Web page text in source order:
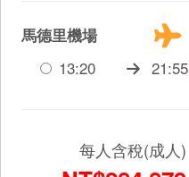
馬德里機場
13:20
21:55
每人含稅(成人)